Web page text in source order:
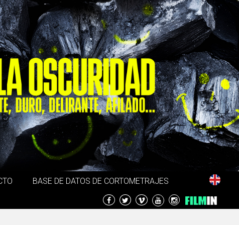
BASE DE DATOS DE CORTOMETRAJES